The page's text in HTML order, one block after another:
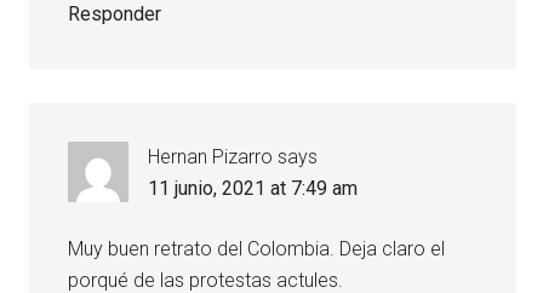
Responder
Hernan Pizarro says
11 junio, 2021 at 7:49 am
Muy buen retrato del Colombia. Deja claro el
porqué de las protestas actules.